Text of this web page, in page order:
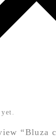
yet.
“Bluza